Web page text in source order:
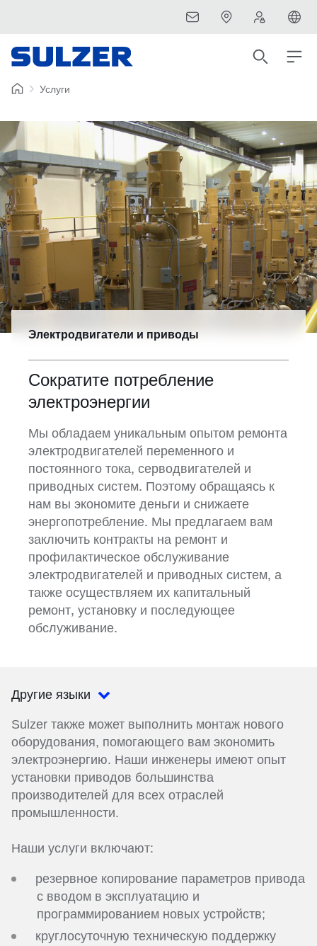
Услуги
Электродвигатели и приводы
Сократите потребление
электроэнергии
Мы обладаем уникальным опытом ремонта
электродвигателей переменного и
постоянного тока, серводвигателей и
приводных систем. Поэтому обращаясь к
нам вы экономите деньги и снижаете
энергопотребление. Мы предлагаем вам
заключить контракты на ремонт и
профилактическое обслуживание
электродвигателей и приводных систем, а
также осуществляем их капитальный
ремонт, установку и последующее
обслуживание.
Другие языки
Sulzer также может выполнить монтаж нового
оборудования, помогающего вам экономить
электроэнергию. Наши инженеры имеют опыт
установки приводов большинства
производителей для всех отраслей
промышленности.
Наши услуги включают:
резервное копирование параметров привода
с вводом в эксплуатацию и
программированием новых устройств;
круглосуточную техническую поддержку